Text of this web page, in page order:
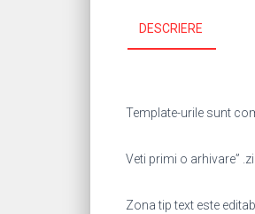
DESCRIERE
Template-urile sunt
Veti primi o arhivare”
Zona tip text este